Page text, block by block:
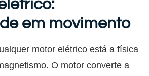
em movimento
motor elétrico está a física
O motor converte a